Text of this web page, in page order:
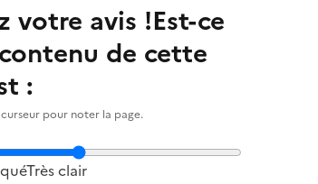
votre avis !Est-ce
de cette
:
pour noter la page.
du contenu de cette page
Très clair